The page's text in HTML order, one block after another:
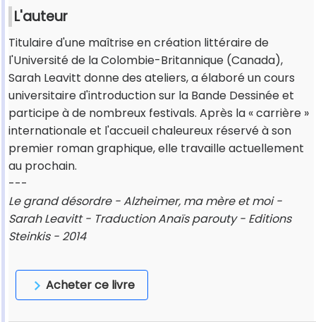
L'auteur
Titulaire d'une maîtrise en création littéraire de
l'Université de la Colombie-Britannique (Canada),
Sarah Leavitt donne des ateliers, a élaboré un cours
universitaire d'introduction sur la Bande Dessinée et
participe à de nombreux festivals. Après la « carrière »
internationale et l'accueil chaleureux réservé à son
premier roman graphique, elle travaille actuellement
au prochain.
---
Le grand désordre - Alzheimer, ma mère et moi -
Sarah Leavitt - Traduction Anaïs parouty - Editions
Steinkis - 2014
Acheter ce livre